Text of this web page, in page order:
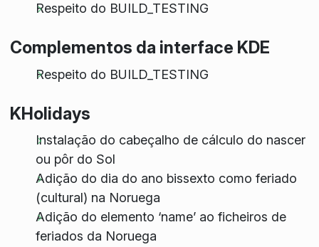
Respeito do BUILD_TESTING
Complementos da interface KDE
Respeito do BUILD_TESTING
KHolidays
Instalação do cabeçalho de cálculo do nascer
ou pôr do Sol
Adição do dia do ano bissexto como feriado
(cultural) na Noruega
Adição do elemento ‘name’ ao ficheiros de
feriados da Noruega